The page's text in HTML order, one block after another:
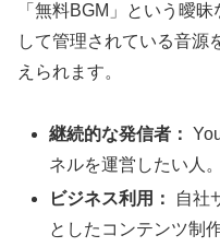
「無料BGM」という曖
して管理されている音源
えられます。
継続的な発信者：
ネルを運営したい人。
ビジネス利用：
自社
としたコンテンツ制